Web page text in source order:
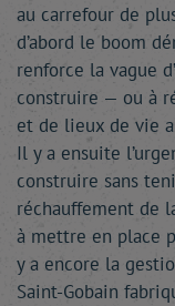
au carrefour de
d’abord le boom
renforce la vague
construire — ou à
et de lieux de vie
Il y a ensuite
construire sans
réchauffement de
à mettre en place
y a encore la
Saint-Gobain